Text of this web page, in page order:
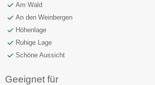
Am Wald
An den Weinbergen
Höhenlage
Ruhige Lage
Schöne Aussicht
Geeignet für